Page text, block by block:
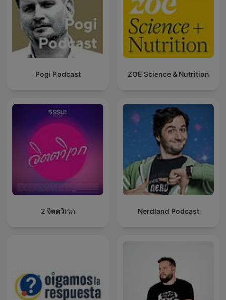
Pogi Podcast ZOE Science & Nutrition
2 จิตตวิเวก Nerdland Podcast